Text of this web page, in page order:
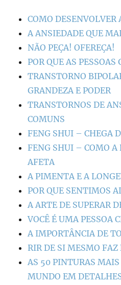
COMO DESENVOLVER
A ANSIEDADE QUE
NÃO PEÇA! OFEREÇA!
POR QUE AS PESSOAS
TRANSTORNO
GRANDEZA E PODER
TRANSTORNOS DE
COMUNS
FENG SHUI – CHEGA
FENG SHUI – COMO A
AFETA
A PIMENTA E A
POR QUE SENTIMOS
A ARTE DE SUPERAR
VOCÊ É UMA PESSOA
A IMPORTÂNCIA DE
RIR DE SI MESMO FAZ
AS 50 PINTURAS
MUNDO EM